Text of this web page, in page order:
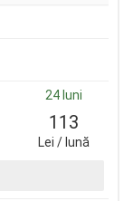
24 luni
113
Lei / lună